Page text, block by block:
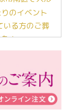
のイベント
いる方のご葬
！
マンガで学
ウス®町田成
の寄付のご報